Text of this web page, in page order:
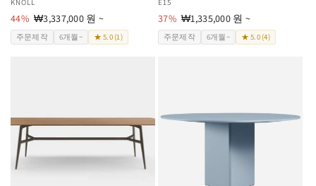
공
급
업
체:
KNOLL
44% 할
인
가
₩3,337,000 원 ~
주문제작 6개월~ ★ 5.0 (1)
공
급
업
체:
E15
37% 할
인
가
₩1,335,000 원 ~
주문제작 6개월~ ★ 5.0 (4)